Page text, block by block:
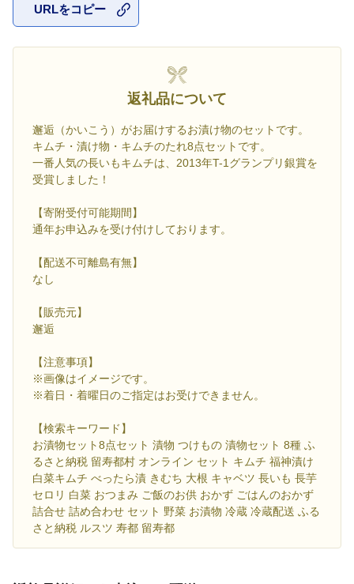
URLをコピー
返礼品について
邂逅（かいこう）がお届けするお漬け物のセットです。
キムチ・漬け物・キムチのたれ8点セットです。
一番人気の長いもキムチは、2013年T-1グランプリ銀賞を
受賞しました！
【寄附受付可能期間】
通年お申込みを受け付けしております。
【配送不可離島有無】
なし
【販売元】
邂逅
【注意事項】
※画像はイメージです。
※着日・着曜日のご指定はお受けできません。
【検索キーワード】
お漬物セット8点セット 漬物 つけもの 漬物セット 8種 ふ
るさと納税 留寿都村 オンライン セット キムチ 福神漬け
白菜キムチ べったら漬 きむち 大根 キャベツ 長いも 長芋
セロリ 白菜 おつまみ ご飯のお供 おかず ごはんのおかず
詰合せ 詰め合わせ セット 野菜 お漬物 冷蔵 冷蔵配送 ふる
さと納税 ルスツ 寿都 留寿都